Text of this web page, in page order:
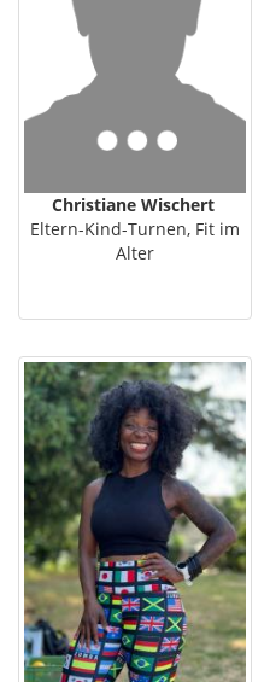
Christiane Wischert
Eltern-Kind-Turnen, Fit im
Alter